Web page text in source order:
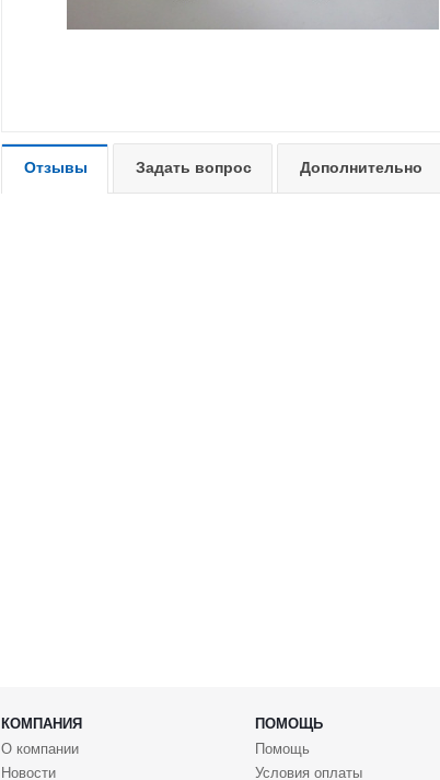
Отзывы Задать вопрос Дополнительно
КОМПАНИЯ ПОМОЩЬ
О компании
Новости
Помощь
Условия оплаты